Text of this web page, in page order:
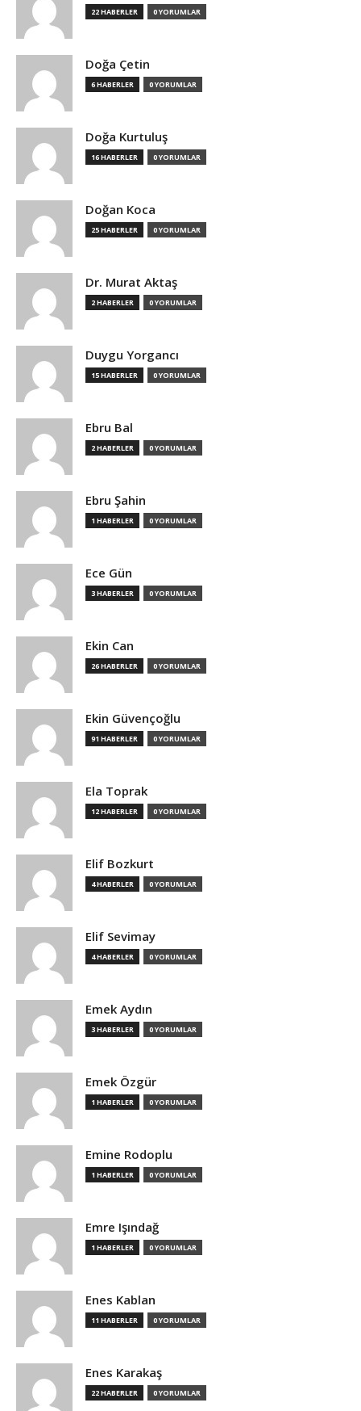
22 HABERLER 0 YORUMLAR
Doğa Çetin
6 HABERLER 0 YORUMLAR
Doğa Kurtuluş
16 HABERLER 0 YORUMLAR
Doğan Koca
25 HABERLER 0 YORUMLAR
Dr. Murat Aktaş
2 HABERLER 0 YORUMLAR
Duygu Yorgancı
15 HABERLER 0 YORUMLAR
Ebru Bal
2 HABERLER 0 YORUMLAR
Ebru Şahin
1 HABERLER 0 YORUMLAR
Ece Gün
3 HABERLER 0 YORUMLAR
Ekin Can
26 HABERLER 0 YORUMLAR
Ekin Güvençoğlu
91 HABERLER 0 YORUMLAR
Ela Toprak
12 HABERLER 0 YORUMLAR
Elif Bozkurt
4 HABERLER 0 YORUMLAR
Elif Sevimay
4 HABERLER 0 YORUMLAR
Emek Aydın
3 HABERLER 0 YORUMLAR
Emek Özgür
1 HABERLER 0 YORUMLAR
Emine Rodoplu
1 HABERLER 0 YORUMLAR
Emre Işındağ
1 HABERLER 0 YORUMLAR
Enes Kablan
11 HABERLER 0 YORUMLAR
Enes Karakaş
22 HABERLER 0 YORUMLAR